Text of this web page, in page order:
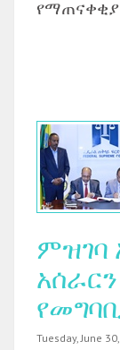
ምዝገባ
Tuesday, June